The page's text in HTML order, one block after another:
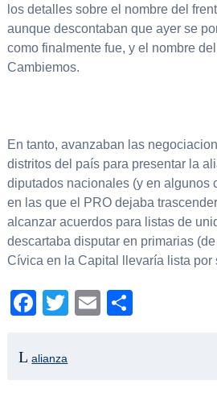
los detalles sobre el nombre del
aunque descontaban que ayer se
como finalmente fue, y el nombre
Cambiemos.
En tanto, avanzaban las
distritos del país para presentar la
diputados nacionales (y en algunos
en las que el PRO dejaba
alcanzar acuerdos para listas de
descartaba disputar en primarias
Cívica en la Capital llevaría lista por
Facebook
TwitterEmail
alianza